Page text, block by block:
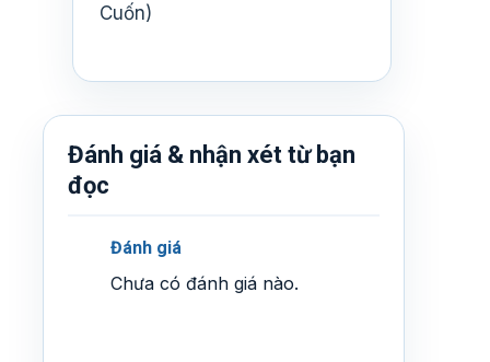
Cuốn)
Đánh giá & nhận xét từ bạn
đọc
Đánh giá
Chưa có đánh giá nào.